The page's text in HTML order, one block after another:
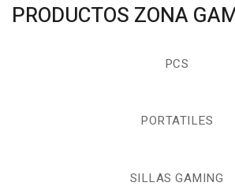
PRODUCTOS ZONA
PCS
PORTATILES
SILLAS GAMING